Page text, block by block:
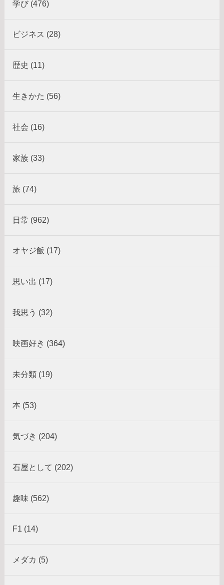
学び (476)
ビジネス (28)
歴史 (11)
生きかた (56)
社会 (16)
家族 (33)
旅 (74)
日常 (962)
オヤジ飯 (17)
思い出 (17)
我思う (32)
映画好き (364)
未分類 (19)
本 (53)
気づき (204)
石屋として (202)
趣味 (562)
F1 (14)
メダカ (5)